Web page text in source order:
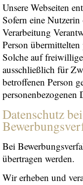
Unsere Webseiten
Sofern eine
Verarbeitung
Person übermittelten
Solche auf
ausschließlich für
betroffenen Person
personenbezogenen
Datenschutz
Bei
übertragen werden.
Wir erheben und